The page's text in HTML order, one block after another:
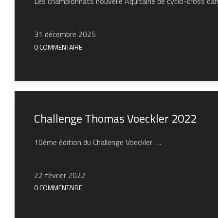
31 décembre 2025
0 COMMENTAIRE
Challenge Thomas Voeckler 2022
10ème édition du Challenge Voeckler ….
22 février 2022
0 COMMENTAIRE